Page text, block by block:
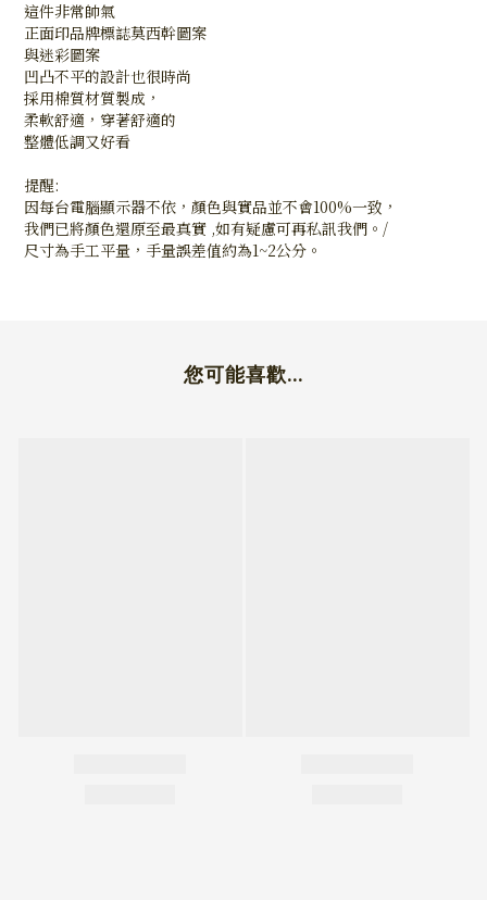
這件非常帥氣
正面印品牌標誌莫西幹圖案
與迷彩圖案
凹凸不平的設計也很時尚
採用棉質材質製成，
柔軟舒適，穿著舒適的
整體低調又好看
提醒:
因每台電腦顯示器不依，顏色與實品並不會100%一致，
我們已將顏色還原至最真實 ,如有疑慮可再私訊我們。/
尺寸為手工平量，手量誤差值約為1~2公分。
您可能喜歡...